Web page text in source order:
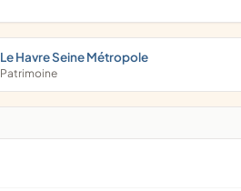
Le Havre Seine Métropole
Patrimoine